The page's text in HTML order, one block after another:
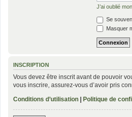
J’ai oublié
Se
Masquer
INSCRIPTION
Vous devez être inscrit avant de pouvoir
vous inscrire, assurez-vous d’avoir pris
Conditions d’utilisation | Politique de